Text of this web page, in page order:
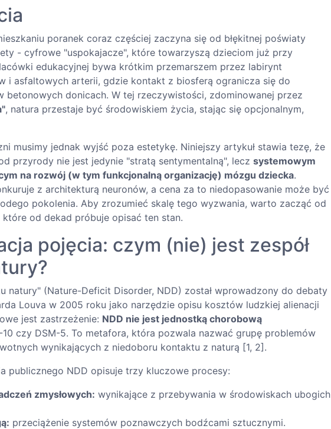
poranek coraz częściej zaczyna się od błękitnej poświaty
- cyfrowe "uspokajacze", które towarzyszą dzieciom już przy
edukacyjnej bywa krótkim przemarszem przez labirynt
i asfaltowych arterii, gdzie kontakt z biosferą ogranicza się do
betonowych donicach. W tej rzeczywistości, zdominowanej przez
, natura przestaje być środowiskiem życia, stając się opcjonalnym,
musimy jednak wyjść poza estetykę. Niniejszy artykuł stawia tezę, że
przyrody nie jest jedynie "stratą sentymentalną", lecz systemowym
na rozwój (w tym funkcjonalną organizację) mózgu dziecka.
z architekturą neuronów, a cena za to niedopasowanie może być
pokolenia. Aby zrozumieć skalę tego wyzwania, warto zacząć od
od dekad próbuje opisać ten stan.
pojęcia: czym (nie) jest zespół
natury" (Nature-Deficit Disorder, NDD) został wprowadzony do debaty
Louva w 2005 roku jako narzędzie opisu kosztów ludzkiej alienacji
jest zastrzeżenie: NDD nie jest jednostką chorobową
czy DSM-5. To metafora, która pozwala nazwać grupę problemów
wynikających z niedoboru kontaktu z naturą [1, 2].
publicznego NDD opisuje trzy kluczowe procesy:
zmysłowych: wynikające z przebywania w środowiskach ubogich
przeciążenie systemów poznawczych bodźcami sztucznymi.